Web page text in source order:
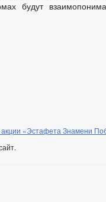
будут
акции «Эстафета Знамени